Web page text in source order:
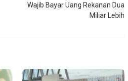
Wajib Bayar Uang Rekanan Dua
Miliar Lebih